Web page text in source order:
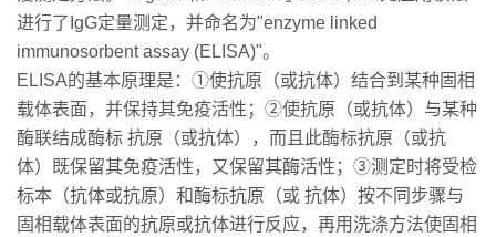
进行了IgG定量测定，并命名为"enzyme linked
immunosorbent assay (ELISA)"。
ELISA的基本原理是：①使抗原（或抗体）结合到某种固相
载体表面，并保持其免疫活性；②使抗原（或抗体）与某种
酶联结成酶标 抗原（或抗体），而且此酶标抗原（或抗
体）既保留其免疫活性，又保留其酶活性；③测定时将受检
标本（抗体或抗原）和酶标抗原（或 抗体）按不同步骤与
固相载体表面的抗原或抗体进行反应，再用洗涤方法使固相